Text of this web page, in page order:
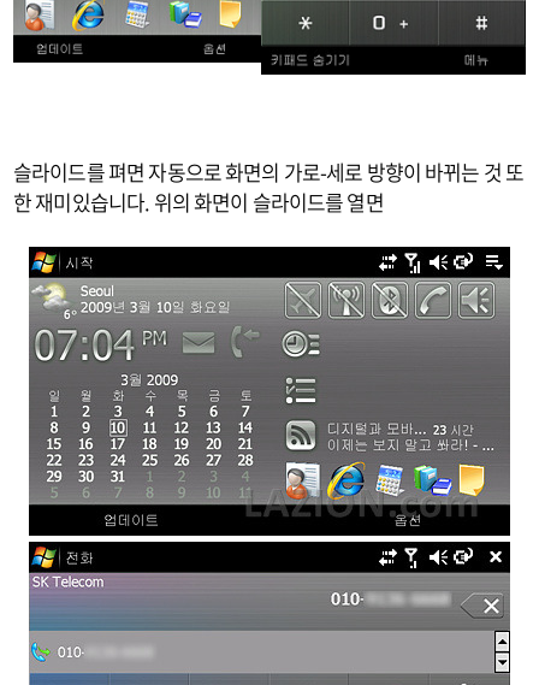
슬라이드를 펴면 자동으로 화면의 가로-세로 방향이 바뀌는 것 또
한 재미있습니다. 위의 화면이 슬라이드를 열면